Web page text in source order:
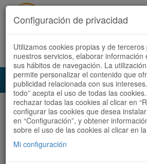
Acceder Registrate ahora
Audioruta Todas las rutas
Todas las rutas
Configuración de privacidad
Utilizamos cookies propias y de
nuestros servicios, elaborar información
sus hábitos de navegación. La
permite personalizar el contenido que
publicidad relacionada con sus
todo” acepta el uso de todas las
rechazar todas las cookies al clicar en
configurar las cookies que desea
en “Configuración”, y obtener
sobre el uso de las cookies al clicar en la
Mi configuración